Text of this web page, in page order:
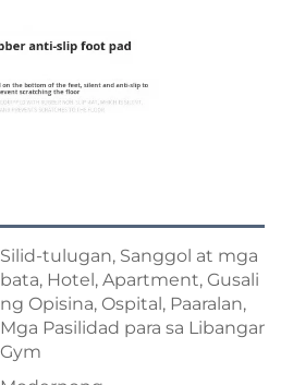
Silid-tulugan, Sanggol at mga
bata, Hotel, Apartment, Gusali
ng Opisina, Ospital, Paaralan,
Mga Pasilidad para sa Libangan,
Gym